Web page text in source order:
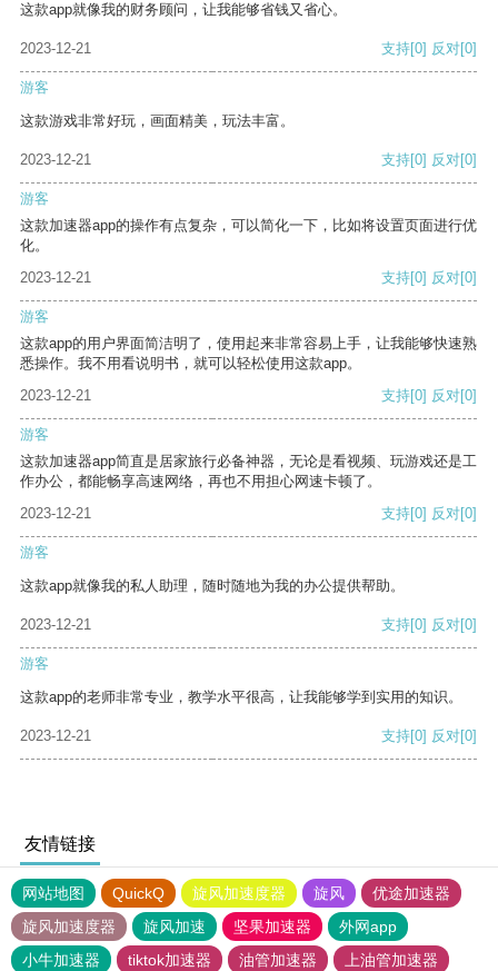
这款app就像我的财务顾问，让我能够省钱又省心。
2023-12-21 支持[0] 反对[0]
游客
这款游戏非常好玩，画面精美，玩法丰富。
2023-12-21 支持[0] 反对[0]
游客
这款加速器app的操作有点复杂，可以简化一下，比如将设置页面进行优
化。
2023-12-21
支持[0] 反对[0]
游客
这款app的用户界面简洁明了，使用起来非常容易上手，让我能够快速熟
悉操作。我不用看说明书，就可以轻松使用这款app。
2023-12-21
支持[0] 反对[0]
游客
这款加速器app简直是居家旅行必备神器，无论是看视频、玩游戏还是工
作办公，都能畅享高速网络，再也不用担心网速卡顿了。
2023-12-21
支持[0] 反对[0]
游客
这款app就像我的私人助理，随时随地为我的办公提供帮助。
2023-12-21 支持[0] 反对[0]
游客
这款app的老师非常专业，教学水平很高，让我能够学到实用的知识。
2023-12-21 支持[0] 反对[0]
友情链接
网站地图 QuickQ 旋风加速度器 旋风
优途加速器
旋风加速度器
旋风加速 坚果加速器
外网app
小牛加速器
tiktok加速器 油管加速器 上油管加速器